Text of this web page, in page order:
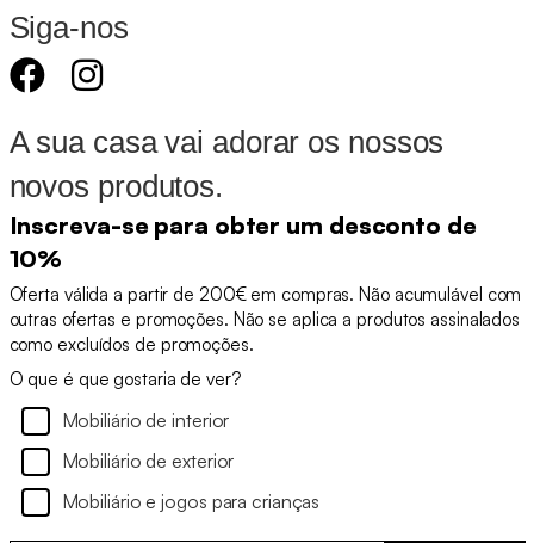
Siga-nos
A sua casa vai adorar os nossos
novos produtos.
Inscreva-se para obter um desconto de
10%
Oferta válida a partir de 200€ em compras. Não acumulável com
outras ofertas e promoções. Não se aplica a produtos assinalados
como excluídos de promoções.
O que é que gostaria de ver?
Mobiliário de interior
Mobiliário de exterior
Mobiliário e jogos para crianças